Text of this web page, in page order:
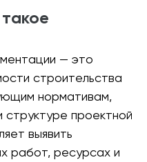
— это
строительства
нормативам,
структуре проектной
выявить
работ, ресурсах и